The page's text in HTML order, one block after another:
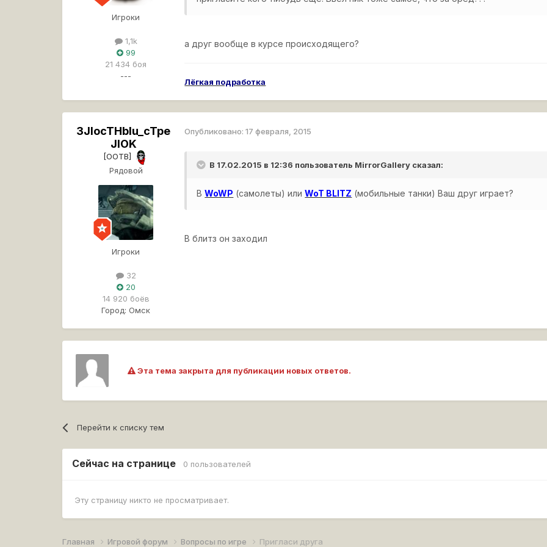
Игроки
1,1k
99
21 434 боя
---
а друг вообще в курсе происходящего?
Лёгкая подработка
3JIocTHbIu_cTpe
JIOK
[OOTB]
Рядовой
Игроки
32
20
14 920 боёв
Город: Омск
Опубликовано:17 февраля, 2015
В 17.02.2015 в 12:36 пользователь MirrorGallery сказал:
ВWoWP (самолеты) илиWoT BLITZ (мобильные танки) Ваш друг играет?
В блитз он заходил
Эта тема закрыта для публикации новых ответов.
Перейти к списку тем
Сейчас на странице 0 пользователей
Эту страницу никто не просматривает.
Главная Игровой форум Вопросы по игре Пригласи друга